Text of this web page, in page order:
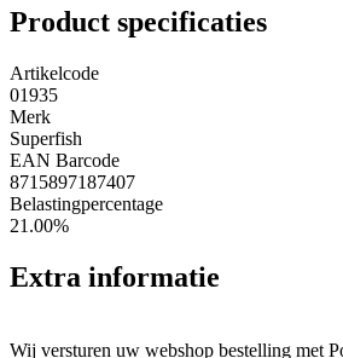
Product specificaties
Artikelcode
01935
Merk
Superfish
EAN Barcode
8715897187407
Belastingpercentage
21.00%
Extra informatie
Wij versturen uw webshop bestelling met